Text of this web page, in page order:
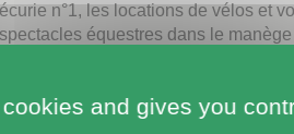
n°1, les locations de vélos et
équestres dans le
Le Haras national du Pin est
de 10h30 à 17h. Ouvert toute
ouvert de 11h00 à 16h00.
and gives you